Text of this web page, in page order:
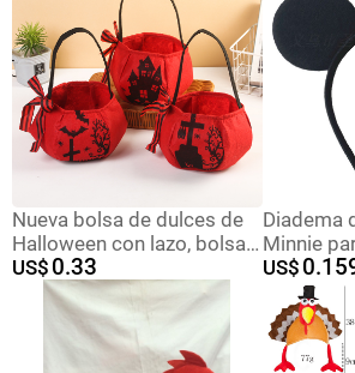
Nueva bolsa de dulces de
Halloween con lazo, bolsa
de dulces, bolsa de
calabaza tridimensional
portátil, regalo para niños,
festival de fantasmas
transfronterizo
US$ 0.33
Diadema
Minnie
Disfraz de
Mickey
Nariz de
US$